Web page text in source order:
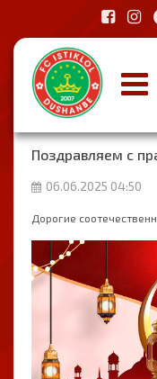
Поздравляем с
06.06.2025 04:50
Дорогие